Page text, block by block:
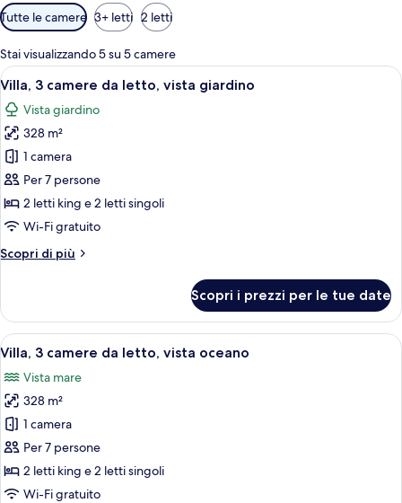
Filtri
disponibili
per
le
camere
Tutte le camere 3+ letti 2 letti
Stai visualizzando 5 su 5 camere
Apri
tutte
le
foto
per
Villa,
3
camere
letto,
Un soggiorno moderno con
7
Villa, 3 camere da letto, vista giardino
Vista giardino
328 m²
1 camera
Per 7 persone
2 letti king e 2 letti singoli
Wi-Fi gratuito
Scopri di più
Altri
3
camere
da
vista
giardino
Scopri i prezzi per le tue date
Apri
tutte
le
foto
per
Villa,
3
camere
Camera d'hotel moderna con un
6
Villa, 3 camere da letto, vista oceano
Vista mare
328 m²
1 camera
Per 7 persone
2 letti king e 2 letti singoli
Wi-Fi gratuito